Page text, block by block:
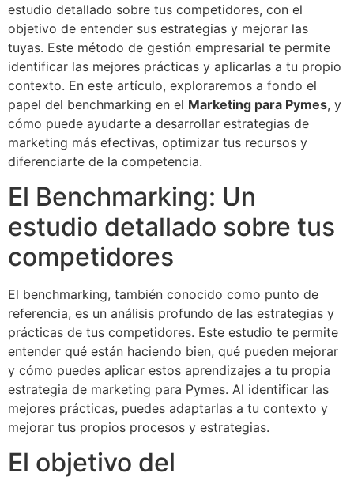
estudio detallado sobre tus competidores, con el
objetivo de entender sus estrategias y mejorar las
tuyas. Este método de gestión empresarial te permite
identificar las mejores prácticas y aplicarlas a tu propio
contexto. En este artículo, exploraremos a fondo el
papel del benchmarking en el Marketing para Pymes, y
cómo puede ayudarte a desarrollar estrategias de
marketing más efectivas, optimizar tus recursos y
diferenciarte de la competencia.
El Benchmarking: Un
estudio detallado sobre tus
competidores
El benchmarking, también conocido como punto de
referencia, es un análisis profundo de las estrategias y
prácticas de tus competidores. Este estudio te permite
entender qué están haciendo bien, qué pueden mejorar
y cómo puedes aplicar estos aprendizajes a tu propia
estrategia de marketing para Pymes. Al identificar las
mejores prácticas, puedes adaptarlas a tu contexto y
mejorar tus propios procesos y estrategias.
El objetivo del